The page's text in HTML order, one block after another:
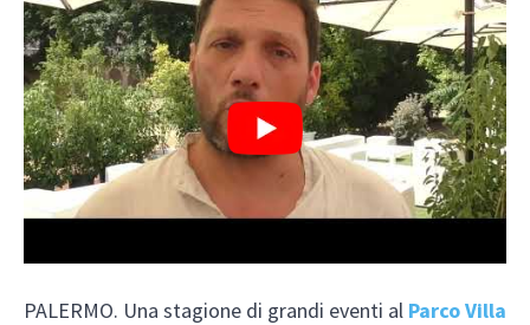
PALERMO. Una stagione di grandi eventi al Parco Villa